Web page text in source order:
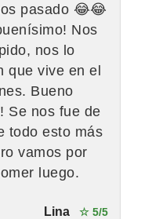
pasado 😂😂
Nos
nos lo
que vive en el
Bueno
Se nos fue de
todo esto más
vamos por
luego.
Lina ☆ 5/5